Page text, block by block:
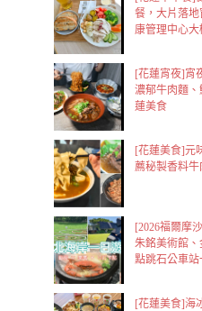
餐，大片落
康管理中心大
[花蓮宵夜]宵
濃郁牛肉麵
蓮美食
[花蓮美食]元
薦秘製香料
[2026福爾摩
朱銘美術館
點跳石公車
[花蓮美食]海